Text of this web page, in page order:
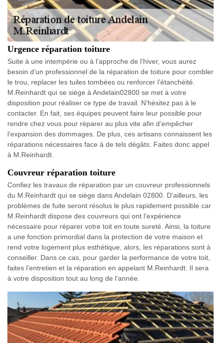
Urgence réparation toiture
Suite à une intempérie ou à l’approche de l’hiver, vous aurez
besoin d’un professionnel de la réparation de toiture pour combler
le trou, replacer les tuiles tombées ou renforcer l’étanchéité.
M.Reinhardt qui se siège à Andelain02800 se met à votre
disposition pour réaliser ce type de travail. N’hésitez pas à le
contacter. En fait, ses équipes peuvent faire leur possible pour
rendre chez vous pour réparer au plus vite afin d’empêcher
l’expansion des dommages. De plus, ces artisans connaissent les
réparations nécessaires face à de tels dégâts. Faites donc appel
à M.Reinhardt.
Couvreur réparation toiture
Confiez les travaux de réparation par un couvreur professionnels
du M.Reinhardt qui se siège dans Andelain 02800. D’ailleurs, les
problèmes de fuite seront résolus le plus rapidement possible car
M.Reinhardt dispose des couvreurs qui ont l’expérience
nécessaire pour réparer votre toit en toute sureté. Ainsi, la toiture
a une fonction primordial dans la protection de votre maison et
rend votre logement plus esthétique, alors, les réparations sont à
conseiller. Dans ce cas, pour garder la performance de votre toit,
faites l’entretien et la réparation en appelant M.Reinhardt. Il sera
à votre disposition tout au long de l’année.